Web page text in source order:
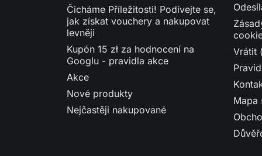
Čicháme Příležitosti! Podívejte se,
jak získat vouchery a nakupovat
levněji
Kupón 15 zł za hodnocení na
Googlu - pravidla akce
Akce
Nové produkty
Nejčastěji nakupované
Vrátit
Mapa